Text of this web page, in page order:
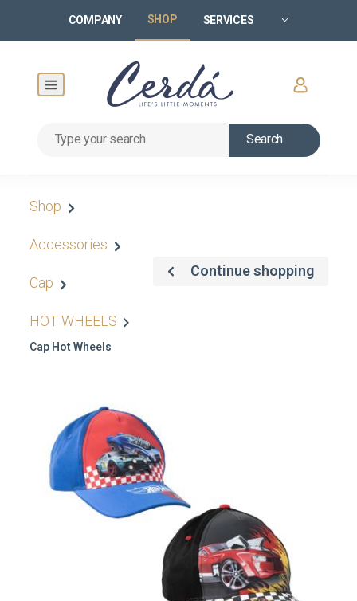
COMPANY SHOP SERVICES
Search
Shop
Accessories
Cap
HOT WHEELS
Cap Hot Wheels
Continue shopping